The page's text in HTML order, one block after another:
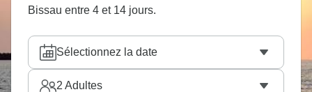
Bissau entre 4 et 14 jours.
Sélectionnez la date
2 Adultes